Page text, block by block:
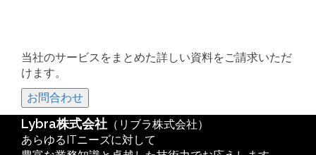
当社のサービスをまとめた詳しい資料をご請求いただ
けます。
お問合わせ
Lybra株式会社 （リブラ株式会社）
あらゆるITニーズに対して